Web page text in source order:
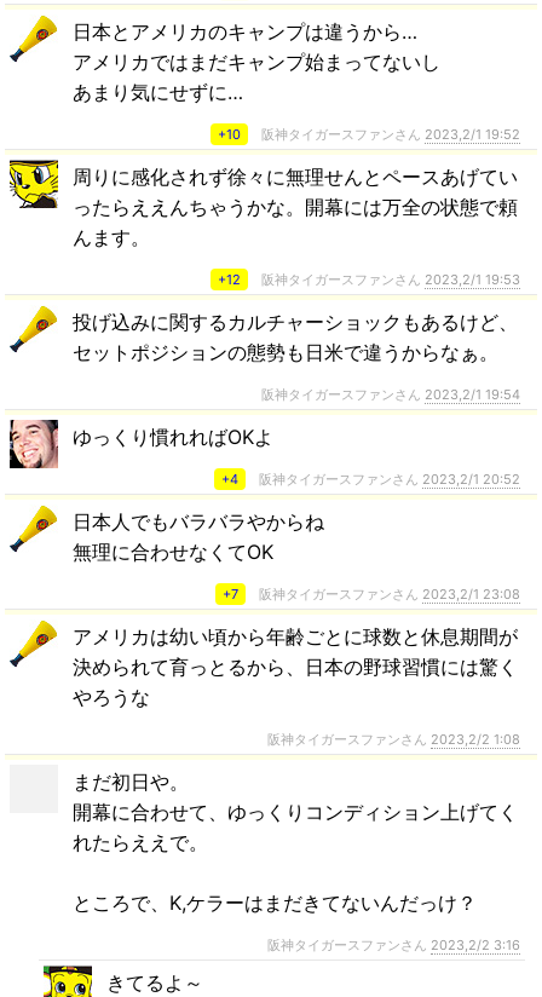
日本とアメリカのキャンプは違うから…
アメリカではまだキャンプ始まってないし
あまり気にせずに…
+10 阪神タイガースファンさん 2023,2/1 19:52
周りに感化されず徐々に無理せんとペースあげてい
ったらええんちゃうかな。開幕には万全の状態で頼
んます。
+12 阪神タイガースファンさん 2023,2/1 19:53
投げ込みに関するカルチャーショックもあるけど、
セットポジションの態勢も日米で違うからなぁ。
阪神タイガースファンさん 2023,2/1 19:54
ゆっくり慣れればOKよ
+4 阪神タイガースファンさん 2023,2/1 20:52
日本人でもバラバラやからね
無理に合わせなくてOK
+7 阪神タイガースファンさん 2023,2/1 23:08
アメリカは幼い頃から年齢ごとに球数と休息期間が
決められて育っとるから、日本の野球習慣には驚く
やろうな
阪神タイガースファンさん 2023,2/2 1:08
まだ初日や。
開幕に合わせて、ゆっくりコンディション上げてく
れたらええで。
ところで、K,ケラーはまだきてないんだっけ？
阪神タイガースファンさん 2023,2/2 3:16
きてるよ～